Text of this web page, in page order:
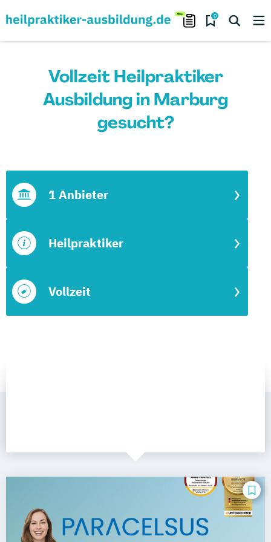
0
Vollzeit Heilpraktiker
Ausbildung in Marburg
gesucht?
Vollzeit
Heilpraktiker
1 Anbieter